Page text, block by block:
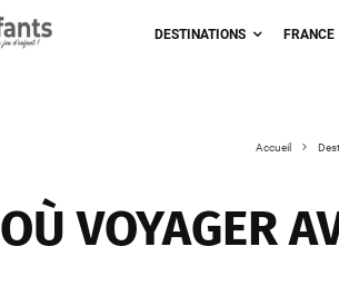
DESTINATIONS FRANCE
Accueil
OÙ VOYAGER